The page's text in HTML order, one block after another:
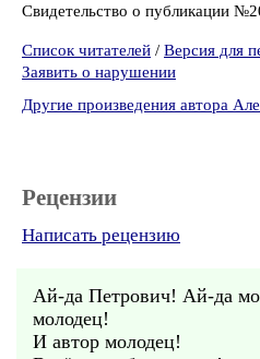
Свидетельство о публикации
Список читателей / Версия для
Заявить о нарушении
Другие произведения автора
Рецензии
Написать рецензию
Ай-да Петрович! Ай-да
молодец!
И автор молодец!